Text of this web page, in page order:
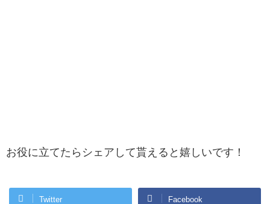
お役に立てたらシェアして貰えると嬉しいです！
Twitter Facebook